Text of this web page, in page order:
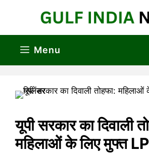
Menu
यूपी सरकार का दिवाली
महिलाओं के लिए मुफ्त